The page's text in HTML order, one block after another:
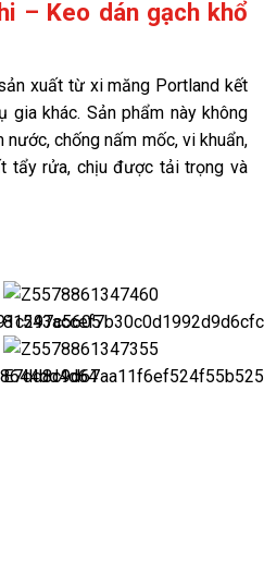
– Keo dán gạch khổ
xuất từ xi măng Portland kết
gia khác. Sản phẩm này không
chống nấm mốc, vi khuẩn,
tẩy rửa, chịu được tải trọng và